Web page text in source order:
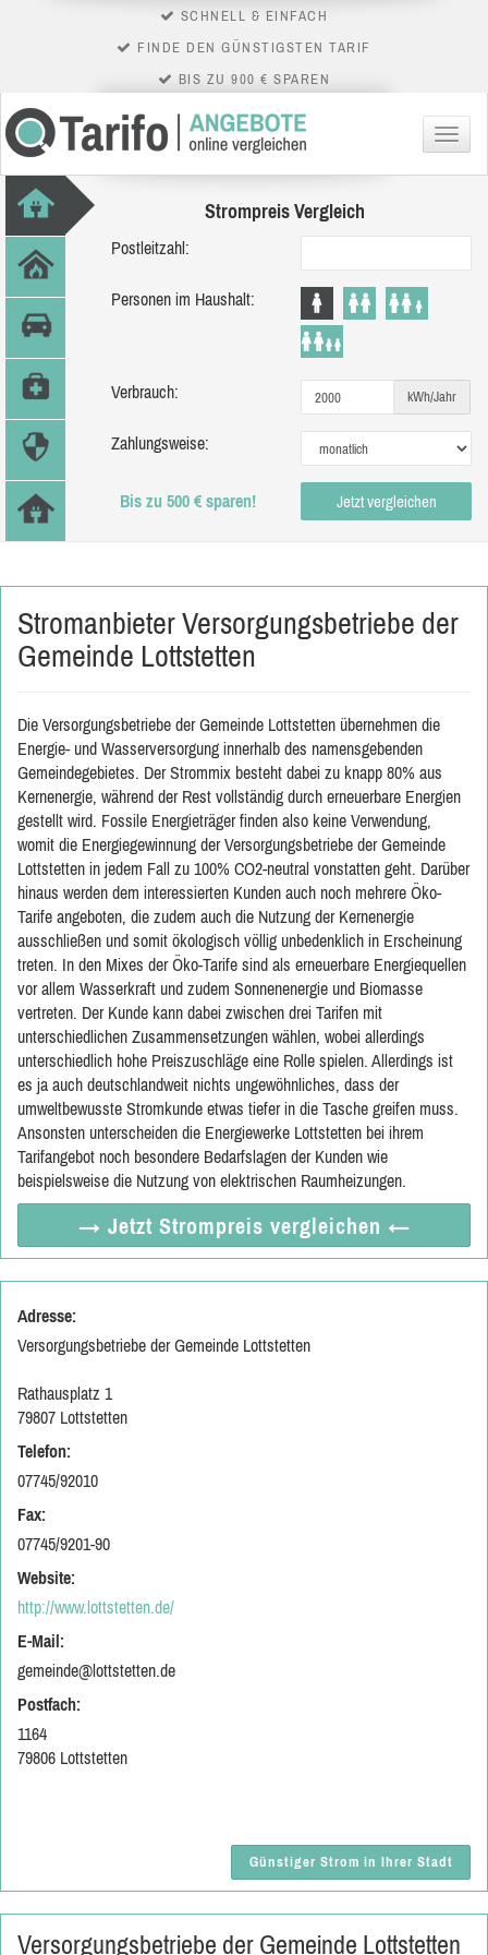
SCHNELL & EINFACH
FINDE DEN GÜNSTIGSTEN TARIF
BIS ZU 900 € SPAREN
Menü
Strompreis Vergleich
Postleitzahl:
Personen im Haushalt:
Verbrauch: kWh/Jahr
Zahlungsweise:
Bis zu 500 € sparen! Jetzt vergleichen
Stromanbieter Versorgungsbetriebe der
Gemeinde Lottstetten
Die Versorgungsbetriebe der Gemeinde Lottstetten übernehmen die
Energie- und Wasserversorgung innerhalb des namensgebenden
Gemeindegebietes. Der Strommix besteht dabei zu knapp 80% aus
Kernenergie, während der Rest vollständig durch erneuerbare Energien
gestellt wird. Fossile Energieträger finden also keine Verwendung,
womit die Energiegewinnung der Versorgungsbetriebe der Gemeinde
Lottstetten in jedem Fall zu 100% CO2-neutral vonstatten geht. Darüber
hinaus werden dem interessierten Kunden auch noch mehrere Öko-
Tarife angeboten, die zudem auch die Nutzung der Kernenergie
ausschließen und somit ökologisch völlig unbedenklich in Erscheinung
treten. In den Mixes der Öko-Tarife sind als erneuerbare Energiequellen
vor allem Wasserkraft und zudem Sonnenenergie und Biomasse
vertreten. Der Kunde kann dabei zwischen drei Tarifen mit
unterschiedlichen Zusammensetzungen wählen, wobei allerdings
unterschiedlich hohe Preiszuschläge eine Rolle spielen. Allerdings ist
es ja auch deutschlandweit nichts ungewöhnliches, dass der
umweltbewusste Stromkunde etwas tiefer in die Tasche greifen muss.
Ansonsten unterscheiden die Energiewerke Lottstetten bei ihrem
Tarifangebot noch besondere Bedarfslagen der Kunden wie
beispielsweise die Nutzung von elektrischen Raumheizungen.
→ Jetzt Strompreis vergleichen ←
Adresse:
Versorgungsbetriebe der Gemeinde Lottstetten
Rathausplatz 1
79807 Lottstetten
Telefon:
07745/92010
Fax:
07745/9201-90
Website:
http://www.lottstetten.de/
E-Mail:
gemeinde@lottstetten.de
Postfach:
1164
79806 Lottstetten
Günstiger Strom in Ihrer Stadt
Versorgungsbetriebe der Gemeinde Lottstetten